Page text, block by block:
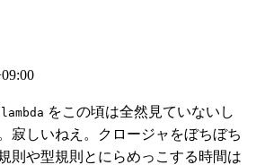
lambda をこの頃は全然見ていないし
寂しいねえ。クロージャをぼちぼち
則や型規則とにらめっこする時間は